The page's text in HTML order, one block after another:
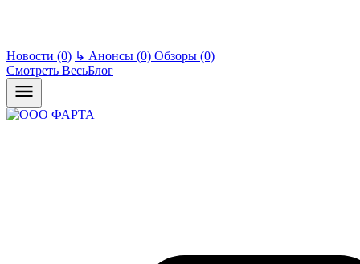
Новости (0) ↳ Анонсы (0) Обзоры (0)
Смотреть ВесьБлог